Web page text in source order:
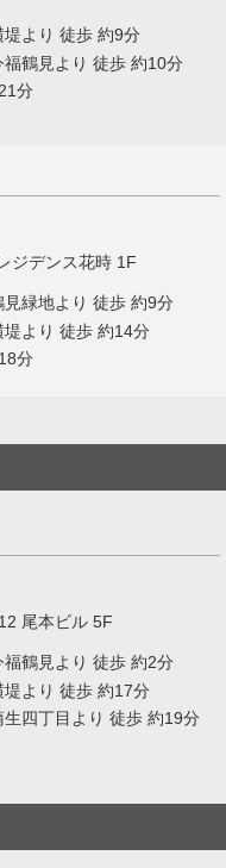
より 徒歩 約9分
鶴見より 徒歩 約10分
分
ジデンス花時 1F
緑地より 徒歩 約9分
より 徒歩 約14分
分
尾本ビル 5F
鶴見より 徒歩 約2分
より 徒歩 約17分
四丁目より 徒歩 約19分